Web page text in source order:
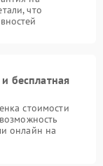
что
бесплатная
стоимости
онлайн на